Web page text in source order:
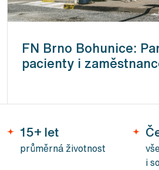
FN Brno Bohunice:
pacienty i
15+ let
průměrná životnost
i